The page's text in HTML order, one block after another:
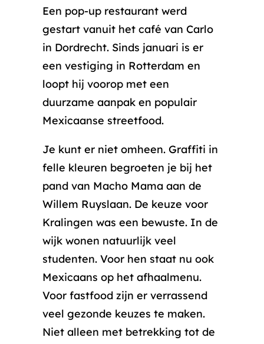
Een pop-up restaurant werd
gestart vanuit het café van Carlo
in Dordrecht. Sinds januari is er
een vestiging in Rotterdam en
loopt hij voorop met een
duurzame aanpak en populair
Mexicaanse streetfood.
Je kunt er niet omheen. Graffiti in
felle kleuren begroeten je bij het
pand van Macho Mama aan de
Willem Ruyslaan. De keuze voor
Kralingen was een bewuste. In de
wijk wonen natuurlijk veel
studenten. Voor hen staat nu ook
Mexicaans op het afhaalmenu.
Voor fastfood zijn er verrassend
veel gezonde keuzes te maken.
Niet alleen met betrekking tot de